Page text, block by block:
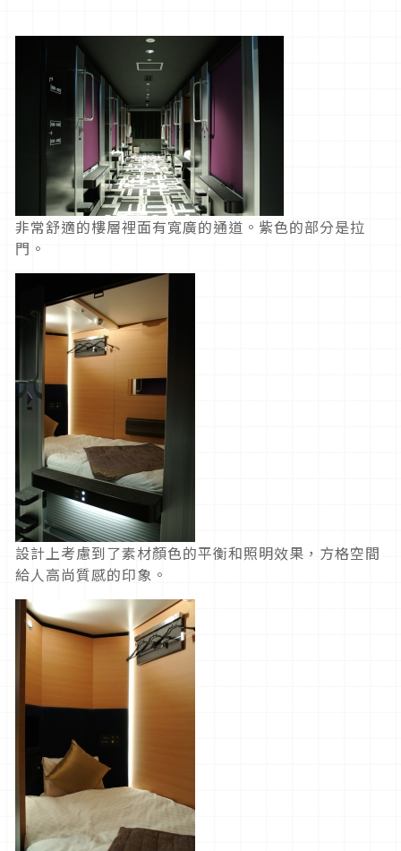
非常舒適的樓層裡面有寬廣的通道。紫色的部分是拉
門。
設計上考慮到了素材顏色的平衡和照明效果，方格空間
給人高尚質感的印象。